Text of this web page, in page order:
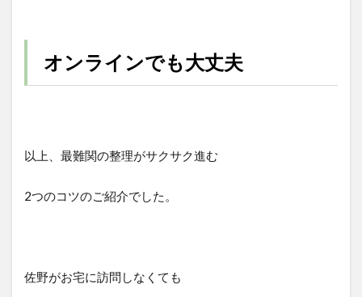
オンラインでも大丈夫
以上、最難関の整理がサクサク進む
2つのコツのご紹介でした。
佐野がお宅に訪問しなくても